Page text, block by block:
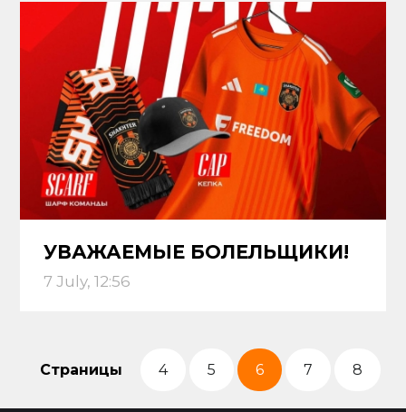
УВАЖАЕМЫЕ БОЛЕЛЬЩИКИ!
7 July, 12:56
Страницы 4 5 6 7 8